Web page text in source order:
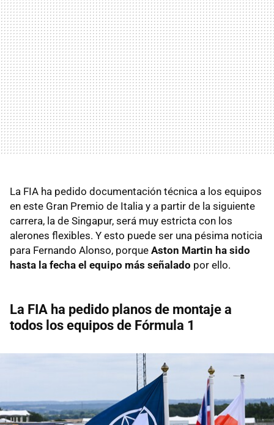
La FIA ha pedido documentación técnica a los equipos
en este Gran Premio de Italia y a partir de la siguiente
carrera, la de Singapur, será muy estricta con los
alerones flexibles. Y esto puede ser una pésima noticia
para Fernando Alonso, porque Aston Martin ha sido
hasta la fecha el equipo más señalado por ello.
La FIA ha pedido planos de montaje a
todos los equipos de Fórmula 1